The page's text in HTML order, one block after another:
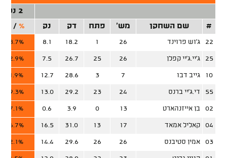
2 נק'
#
שם השחקן מש' פתח דק נק %
/
22 ג'וש פרוינד 26
1
18.2
8.1
68.7%
25 ג'יי.ג'יי קפלן 26
25
26.7
7.5
62.9%
10 גייב דבו 7
3
28.6
12.7
61.9%
55 די.ג'יי ברנס 24
23
29.2
13.0
59.3%
02 בן אייזנהארט 13
0
3.9
0.6
57.1%
04 קאליל אמאד 17
13
31.0
16.5
56.7%
03 אמין סטיבנס 26
26
29.6
14.4
52.1%